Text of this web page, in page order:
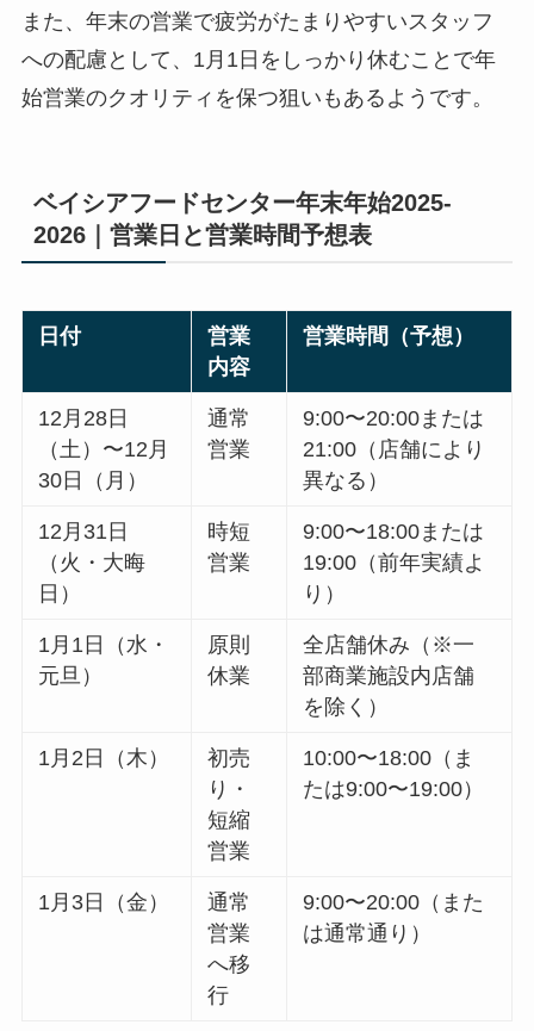
また、年末の営業で疲労がたまりやすいスタッフ
への配慮として、1月1日をしっかり休むことで年
始営業のクオリティを保つ狙いもあるようです。
ベイシアフードセンター年末年始2025-
2026｜営業日と営業時間予想表
日付
営業
内容
営業時間（予想）
12月28日
（土）〜12月
30日（月）
通常
営業
9:00〜20:00または
21:00（店舗により
異なる）
12月31日
（火・大晦
日）
時短
営業
9:00〜18:00または
19:00（前年実績よ
り）
1月1日（水・
元旦）
原則
休業
全店舗休み（※一
部商業施設内店舗
を除く）
1月2日（木）
初売
り・
短縮
営業
10:00〜18:00（ま
たは9:00〜19:00）
1月3日（金）
通常
営業
へ移
行
9:00〜20:00（また
は通常通り）